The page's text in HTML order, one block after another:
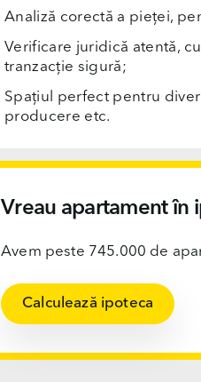
Analiză corectă a pieței,
Verificare juridică atentă,
tranzacție sigură;
Spațiul perfect pentru
producere etc.
Vreau apartament în
Avem peste 745.000 de
Calculează ipoteca